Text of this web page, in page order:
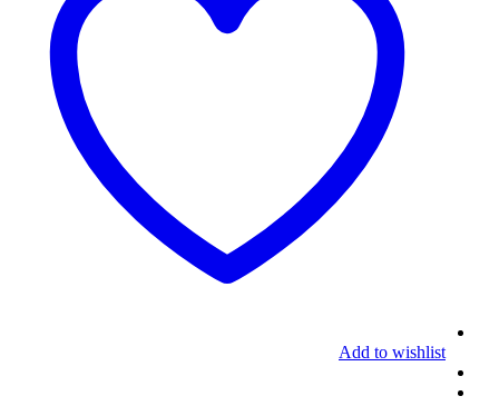
Add to wishlist